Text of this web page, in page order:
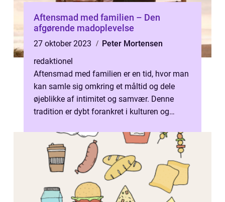
Aftensmad med familien – Den
afgørende madoplevelse
27 oktober 2023
Peter Mortensen
redaktionel
Aftensmad med familien er en tid, hvor man
kan samle sig omkring et måltid og dele
øjeblikke af intimitet og samvær. Denne
tradition er dybt forankret i kulturen og